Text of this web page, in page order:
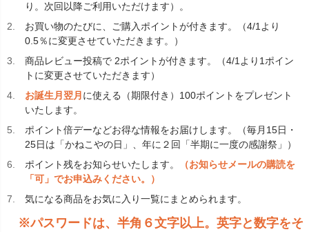
り。次回以降ご利用いただけます）。
お買い物のたびに、ご購入ポイントが付きます。（4/1より
0.5％に変更させていただきます。）
商品レビュー投稿で 2ポイントが付きます。（4/1より1ポイン
トに変更させていただきます）
お誕生月翌月 に使える（期限付き）100ポイントをプレゼント
いたします。
ポイント倍デーなどお得な情報をお届けします。（毎月15日・
25日は「かねこやの日」、年に２回「半期に一度の感謝祭」）
ポイント残をお知らせいたします。
（お知らせメールの購読を
「可」でお申込みください。）
気になる商品をお気に入り一覧にまとめられます。
※パスワードは、半角６文字以上。英字と数字をそ